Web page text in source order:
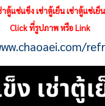
าตู้แช่แข็ง เช่าตู้เย็น เช่าตู้แช่เย็น
Click ที่รูปภาพ หรือ Link